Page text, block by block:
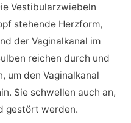
Vestibularzwiebeln
stehende Herzform,
der Vaginalkanal im
reichen durch und
um den Vaginalkanal
Sie schwellen auch an,
gestört werden.